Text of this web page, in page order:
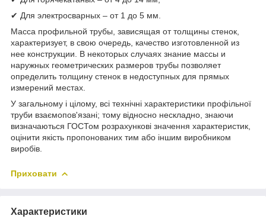
✔ Для электросварных – от 1 до 5 мм.
Масса профильной трубы, зависящая от толщины стенок,
характеризует, в свою очередь, качество изготовленной из
нее конструкции. В некоторых случаях знание массы и
наружных геометрических размеров трубы позволяет
определить толщину стенок в недоступных для прямых
измерений местах.
У загальному і цілому, всі технічні характеристики профільної
труби взаємопов'язані; тому відносно нескладно, знаючи
визначаються ГОСТом розрахункові значення характеристик,
оцінити якість пропонованих тим або іншим виробником
виробів.
Приховати
Характеристики